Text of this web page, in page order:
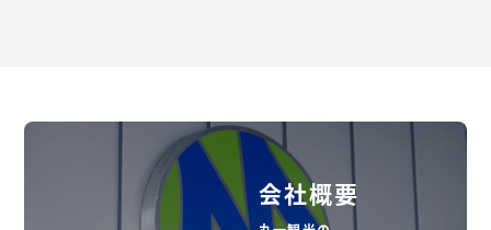
会社概要